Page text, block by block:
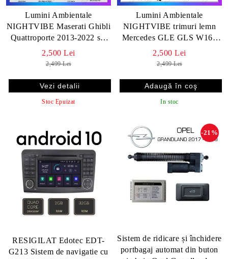
Lumini Ambientale
NIGHTVIBE Maserati Ghibli
Quattroporte 2013-2022 set
complet control telefon sau
sistem original
2,500 Lei
2,499 Lei
Vezi detalii
Stoc Epuizat
Lumini Ambientale
NIGHTVIBE trimuri lemn
Mercedes GLE GLS W166
2012-2019 control pe
sistemul original sau telefon
2,500 Lei
2,499 Lei
In stoc
RESIGILAT Edotec EDT-
G213 Sistem de navigatie cu
Sistem de ridicare și închidere
portbagaj automat din buton
-21%